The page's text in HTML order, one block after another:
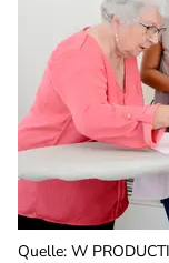
Quelle: W